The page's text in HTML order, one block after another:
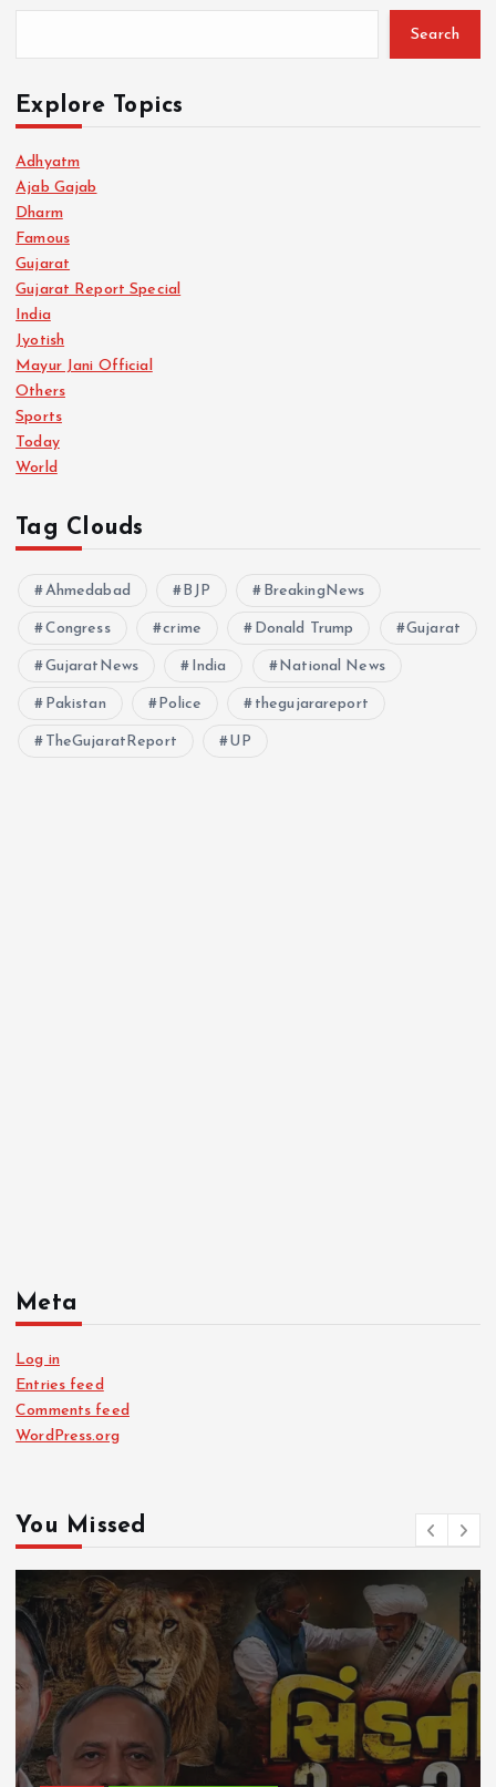
Search
Explore Topics
Adhyatm
Ajab Gajab
Dharm
Famous
Gujarat
Gujarat Report Special
India
Jyotish
Mayur Jani Official
Others
Sports
Today
World
Tag Clouds
Ahmedabad BJP BreakingNews
Congress crime Donald Trump Gujarat
GujaratNews India National News
Pakistan Police thegujarareport
TheGujaratReport UP
Meta
Log in
Entries feed
Comments feed
WordPress.org
You Missed